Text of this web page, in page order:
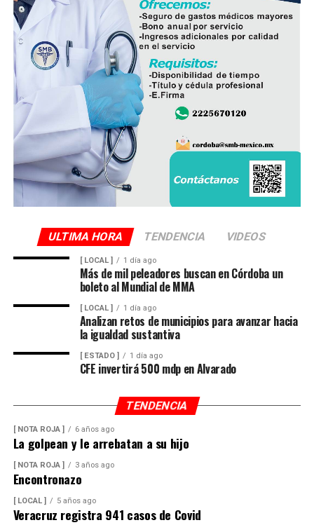
operan ocho empresas productoras con más de 350
granjas avícolas, las cuales representan una importante
fuente de empleo y desarrollo económico para
comunidades rurales de ambas entidades.
ULTIMA HORA TENDENCIA VIDEOS
[ LOCAL ] 1 día ago
Más de mil peleadores buscan en Córdoba un
boleto al Mundial de MMA
[ LOCAL ] 1 día ago
Analizan retos de municipios para avanzar hacia
la igualdad sustantiva
[ ESTADO ] 1 día ago
CFE invertirá 500 mdp en Alvarado
TENDENCIA
[ NOTA ROJA ] 6 años ago
La golpean y le arrebatan a su hijo
[ NOTA ROJA ] 3 años ago
Encontronazo
[ LOCAL ] 5 años ago
Veracruz registra 941 casos de Covid